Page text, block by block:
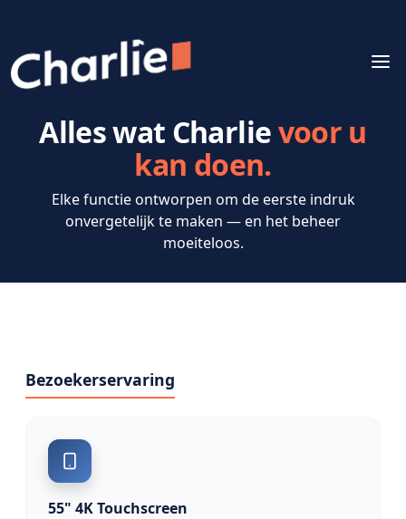
Alles wat Charlievoor u
kan doen.
Elke functie ontworpen om de eerste indruk
onvergetelijk te maken — en het beheer
moeiteloos.
Bezoekerservaring
55" 4K Touchscreen